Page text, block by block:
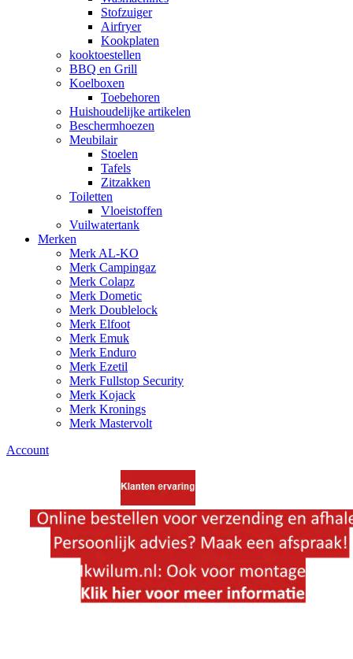
Stofzuiger
Airfryer
Kookplaten
kooktoestellen
BBQ en Grill
Koelboxen
Toebehoren
Huishoudelijke artikelen
Beschermhoezen
Meubilair
Stoelen
Tafels
Zitzakken
Toiletten
Vloeistoffen
Vuilwatertank
Merken
Merk AL-KO
Merk Campingaz
Merk Colapz
Merk Dometic
Merk Doublelock
Merk Elfoot
Merk Emuk
Merk Enduro
Merk Ezetil
Merk Fullstop Security
Merk Kojack
Merk Kronings
Merk Mastervolt
Account